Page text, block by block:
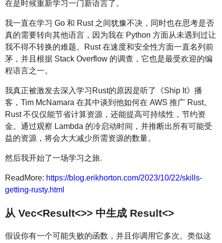
在是时候重新学习一门新语言了。
我一直在学习 Go 和 Rust 之间犹豫不决，同时也在思考是否
真的需要转向其他语言，因为我在 Python 方面从未遇到过让
我不得不转换的难题。Rust 在速度和安全性方面一直名列前
茅，并且根据 Stack Overflow 的调查，它也是最受欢迎的编
程语言之一。
我真正被激发去深入学习Rust的原因是听了《Ship It》播
客，Tim McNamara 在其中谈到他如何在 AWS 推广 Rust。
Rust 不仅仅能节省计算资源，还能提高可持续性，节约资
金。通过观察 Lambda 的冷启动时间，并推断出所有可能受
益的资源，将会大大减少所需资源的数量。
然后我开始了一场学习之旅.
ReadMore: https://blog.erikhorton.com/2023/10/22/skills-
getting-rusty.html
从 Vec<Result<>> 中生成 Result<>
假设你有一个可能失败的函数，并且你调用它多次。类似这